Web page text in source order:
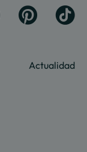
Actualidad